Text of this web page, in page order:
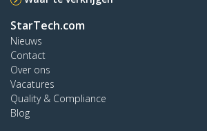
StarTech.com
Nieuws
Contact
Over ons
Vacatures
Quality & Compliance
Blog